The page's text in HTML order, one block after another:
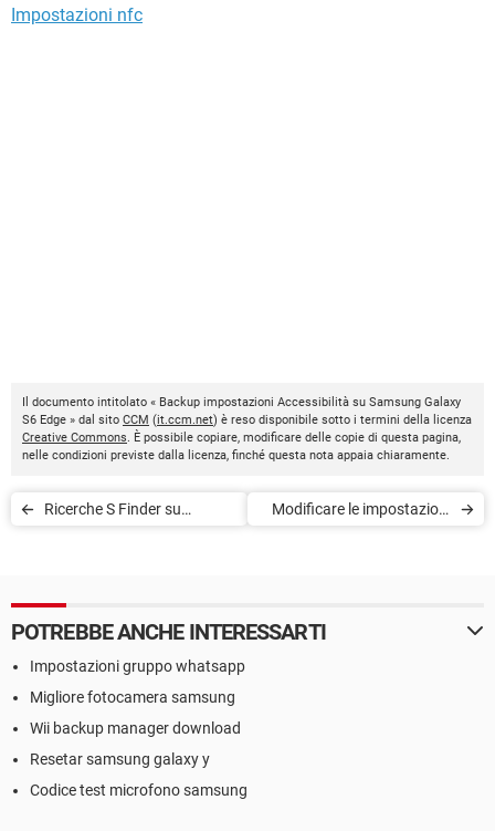
Impostazioni nfc
Il documento intitolato « Backup impostazioni Accessibilità su Samsung Galaxy
S6 Edge » dal sito CCM (it.ccm.net) è reso disponibile sotto i termini della licenza
Creative Commons. È possibile copiare, modificare delle copie di questa pagina,
nelle condizioni previste dalla licenza, finché questa nota appaia chiaramente.
Ricerche S Finder su
Modificare le impostazioni
POTREBBE ANCHE INTERESSARTI
Impostazioni gruppo whatsapp
Migliore fotocamera samsung
Wii backup manager download
Resetar samsung galaxy y
Codice test microfono samsung